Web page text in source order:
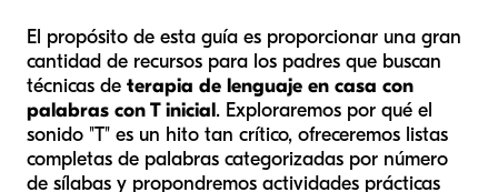
El propósito de esta guía es proporcionar una gran
cantidad de recursos para los padres que buscan
técnicas de terapia de lenguaje en casa con
palabras con T inicial. Exploraremos por qué el
sonido "T" es un hito tan crítico, ofreceremos listas
completas de palabras categorizadas por número
de sílabas y propondremos actividades prácticas